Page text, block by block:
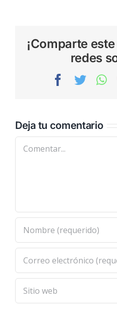
¡Comparte
redes
Facebook
Deja tu comentario
Comentar